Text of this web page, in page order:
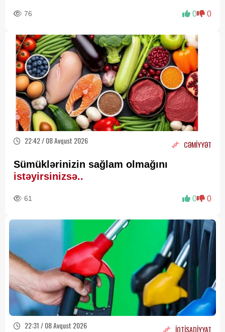
76 0 0
22:42 / 08 Avqust 2026 CƏMİYYƏT
Sümüklərinizin sağlam olmağını
istəyirsinizsə..
61 0 0
22:31 / 08 Avqust 2026 İQTİSADİYYAT